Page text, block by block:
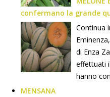
confermano la grande
Continua
di Enza
effettuati
hanno
MENSANA